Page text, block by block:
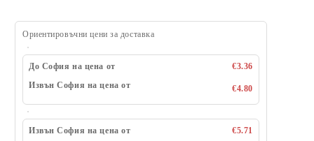
Ориентировъчни цени за доставка
До София на цена от
€3.36
Извън София на цена от
€4.80
Извън София на цена от
€5.71